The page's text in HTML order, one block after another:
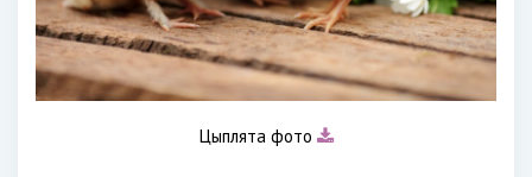
Цыплята фото